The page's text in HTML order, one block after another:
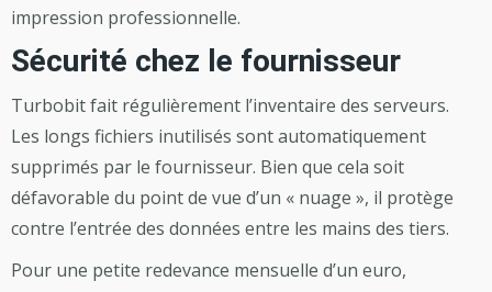
impression professionnelle.
Sécurité chez le fournisseur
Turbobit fait régulièrement l’inventaire des serveurs.
Les longs fichiers inutilisés sont automatiquement
supprimés par le fournisseur. Bien que cela soit
défavorable du point de vue d’un « nuage », il protège
contre l’entrée des données entre les mains des tiers.
Pour une petite redevance mensuelle d’un euro,